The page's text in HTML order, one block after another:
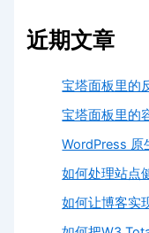
近期文章
宝塔面板里的
宝塔面板里的
WordPress 原
如何处理站点
如何让博客实